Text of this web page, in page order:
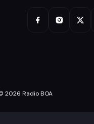
2026 Radio BOA